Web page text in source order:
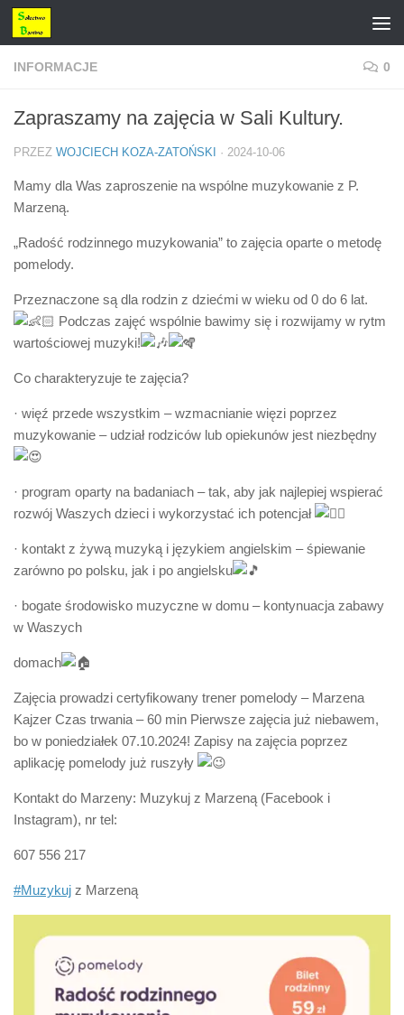
Przejdź do treści
INFORMACJE 0
Zapraszamy na zajęcia w Sali Kultury.
PRZEZ WOJCIECH KOZA-ZATOŃSKI · 2024-10-06
Mamy dla Was zaproszenie na wspólne muzykowanie z P.
Marzeną.
„Radość rodzinnego muzykowania” to zajęcia oparte o metodę
pomelody.
Przeznaczone są dla rodzin z dziećmi w wieku od 0 do 6 lat.
Podczas zajęć wspólnie bawimy się i rozwijamy w rytm
wartościowej muzyki!
Co charakteryzuje te zajęcia?
· więź przede wszystkim – wzmacnianie więzi poprzez
muzykowanie – udział rodziców lub opiekunów jest niezbędny
· program oparty na badaniach – tak, aby jak najlepiej wspierać
rozwój Waszych dzieci i wykorzystać ich potencjał
· kontakt z żywą muzyką i językiem angielskim – śpiewanie
zarówno po polsku, jak i po angielsku
· bogate środowisko muzyczne w domu – kontynuacja zabawy
w Waszych
domach
Zajęcia prowadzi certyfikowany trener pomelody – Marzena
Kajzer Czas trwania – 60 min Pierwsze zajęcia już niebawem,
bo w poniedziałek 07.10.2024! Zapisy na zajęcia poprzez
aplikację pomelody już ruszyły
Kontakt do Marzeny: Muzykuj z Marzeną (Facebook i
Instagram), nr tel:
607 556 217
#Muzykuj z Marzeną